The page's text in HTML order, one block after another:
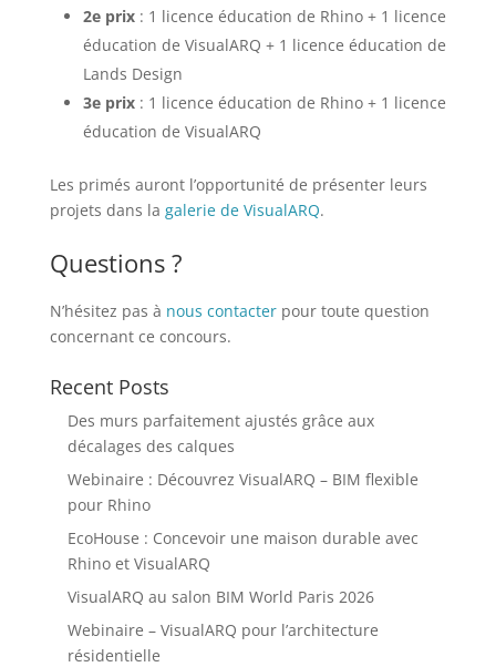
2e prix : 1 licence éducation de Rhino + 1 licence
éducation de VisualARQ + 1 licence éducation de
Lands Design
3e prix : 1 licence éducation de Rhino + 1 licence
éducation de VisualARQ
Les primés auront l’opportunité de présenter leurs
projets dans la galerie de VisualARQ.
Questions ?
N’hésitez pas à nous contacterpour toute question
concernant ce concours.
Recent Posts
Des murs parfaitement ajustés grâce aux
décalages des calques
Webinaire : Découvrez VisualARQ – BIM flexible
pour Rhino
EcoHouse : Concevoir une maison durable avec
Rhino et VisualARQ
VisualARQ au salon BIM World Paris 2026
Webinaire – VisualARQ pour l’architecture
résidentielle